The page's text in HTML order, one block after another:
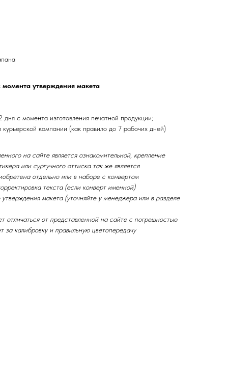
утверждения макета
с момента изготовления печатной продукции;
курьерской компании (как правило до 7 рабочих дней)
на сайте является ознакомительной, крепление
или сургучного оттиска так же является
отдельно или в наборе с конвертом
текста (если конверт именной)
макета (уточняйте у менеджера или в разделе
отличаться от представленной на сайте с погрешностью
за калибровку и правильную цветопередачу